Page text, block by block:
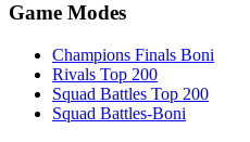
Game Modes
Champions Finals Boni
Rivals Top 200
Squad Battles Top 200
Squad Battles-Boni